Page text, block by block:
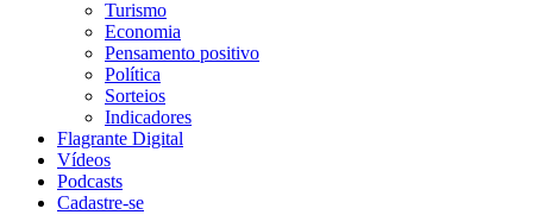
Turismo
Economia
Pensamento positivo
Política
Sorteios
Indicadores
Flagrante Digital
Vídeos
Podcasts
Cadastre-se